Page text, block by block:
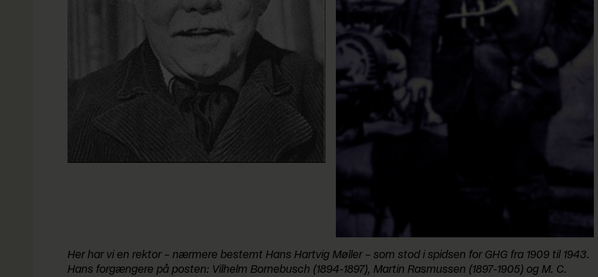
Her har vi en rektor – nærmere bestemt Hans Hartvig Møller – som stod i spidsen for GHG fra 1909 til 1943.
Hans forgængere på posten: Vilhelm Bornebusch (1894-1897), Martin Rasmussen (1897-1905) og M. C.